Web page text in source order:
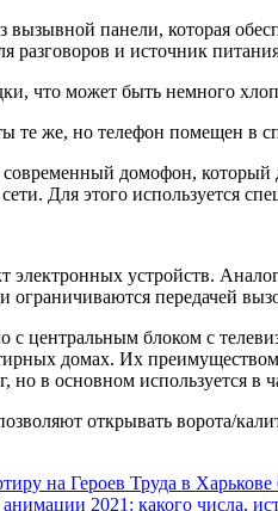
панели, которая
разговоров и источник
что может быть немного
те же, но телефон помещен в
домофон, который
Для этого используется
электронных устройств.
передачей
центральным блоком с
домах. Их
но в основном используется в
открывать ворота/
на Героев Труда в Харькове
2021: какого числа,